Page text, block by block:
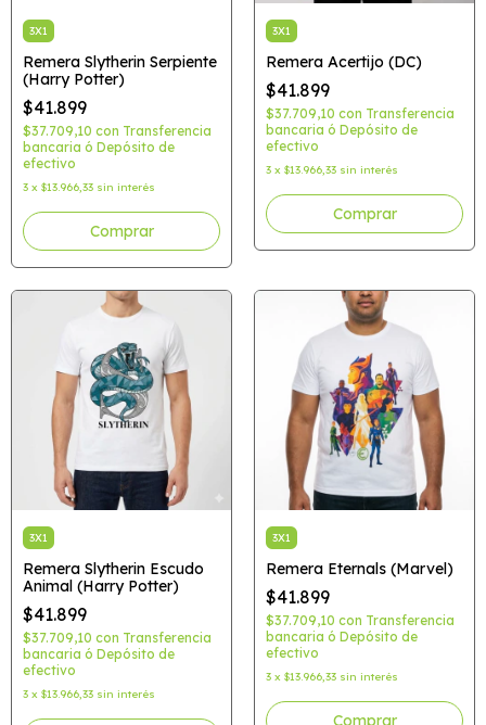
3X1
Remera Slytherin Serpiente
(Harry Potter)
$41.899
$37.709,10 con Transferencia
bancaria ó Depósito de
efectivo
3 x $13.966,33 sin interés
Comprar
3X1
Remera Acertijo (DC)
$41.899
$37.709,10 con Transferencia
bancaria ó Depósito de
efectivo
3 x $13.966,33 sin interés
Comprar
3X1
Remera Slytherin Escudo
Animal (Harry Potter)
$41.899
$37.709,10 con Transferencia
bancaria ó Depósito de
efectivo
3 x $13.966,33 sin interés
3X1
Remera Eternals (Marvel)
$41.899
$37.709,10 con Transferencia
bancaria ó Depósito de
efectivo
3 x $13.966,33 sin interés
Comprar